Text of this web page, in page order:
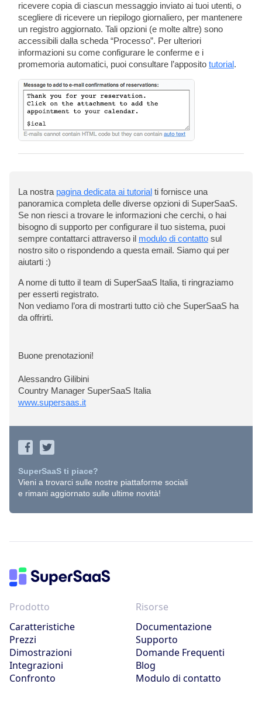
ricevere copia di ciascun messaggio inviato ai tuoi utenti, o
scegliere di ricevere un riepilogo giornaliero, per mantenere
un registro aggiornato. Tali opzioni (e molte altre) sono
accessibili dalla scheda “Processo”. Per ulteriori
informazioni su come configurare le conferme e i
promemoria automatici, puoi consultare l’apposito tutorial.
La nostra pagina dedicata ai tutorial ti fornisce una
panoramica completa delle diverse opzioni di SuperSaaS.
Se non riesci a trovare le informazioni che cerchi, o hai
bisogno di supporto per configurare il tuo sistema, puoi
sempre contattarci attraverso il modulo di contatto sul
nostro sito o rispondendo a questa email. Siamo qui per
aiutarti :)
A nome di tutto il team di SuperSaaS Italia, ti ringraziamo
per esserti registrato.
Non vediamo l’ora di mostrarti tutto ciò che SuperSaaS ha
da offrirti.
Buone prenotazioni!
Alessandro Gilibini
Country Manager SuperSaaS Italia
www.supersaas.it
SuperSaaS ti piace?
Vieni a trovarci sulle nostre piattaforme sociali
e rimani aggiornato sulle ultime novità!
Prodotto
Caratteristiche
Prezzi
Dimostrazioni
Integrazioni
Confronto
Risorse
Documentazione
Supporto
Domande Frequenti
Blog
Modulo di contatto